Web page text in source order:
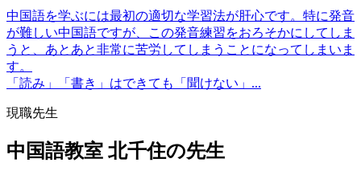
中国語を学ぶには最初の適切な学習法が肝心です。特に発音
が難しい中国語ですが、この発音練習をおろそかにしてしま
うと、あとあと非常に苦労してしまうことになってしまいま
す。
「読み」「書き」はできても「聞けない」...
現職先生
中国語教室 北千住の先生